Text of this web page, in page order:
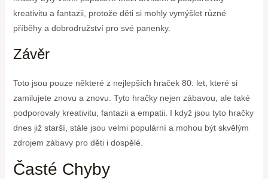
kreativitu a fantazii, protože děti si mohly vymýšlet různé
příběhy a dobrodružství pro své panenky.
Závěr
Toto jsou pouze některé z nejlepších hraček 80. let, které si
zamilujete znovu a znovu. Tyto hračky nejen zábavou, ale také
podporovaly kreativitu, fantazii a empatii. I když jsou tyto hračky
dnes již starší, stále jsou velmi populární a mohou být skvělým
zdrojem zábavy pro děti i dospělé.
Časté Chyby